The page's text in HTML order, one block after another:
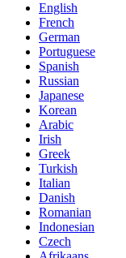
English
French
German
Portuguese
Spanish
Russian
Japanese
Korean
Arabic
Irish
Greek
Turkish
Italian
Danish
Romanian
Indonesian
Czech